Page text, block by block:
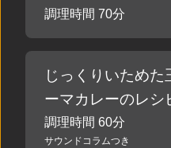
調理時間 70分
じっくりいため
ーマカレーのレシ
調理時間 60分
サウンドコラムつき